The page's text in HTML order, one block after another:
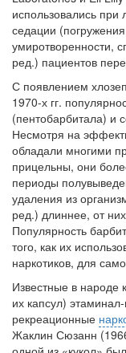
Местная анестезия
Закон о праве
реанимации
использовались
седации
умиротворенности,
ред.) пациентов
С появлением
1970-х гг.
(пентобарбитала) и
Несмотря на
обладали многими
прицельны, они
периоды
удаления из
ред.) длиннее, от
Популярность
того, как их
наркотиков, для
Известные в народе
их капсул)
рекреационные
Жаклин Сюзанн